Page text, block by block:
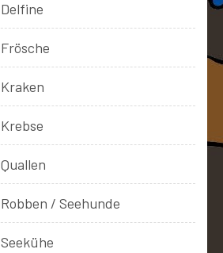
Delfine
Frösche
Kraken
Krebse
Quallen
Robben / Seehunde
Seekühe